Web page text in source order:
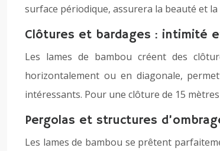
surface périodique, assurera la beauté et
Clôtures et bardages : intimité
Les lames de bambou créent des
horizontalement ou en diagonale,
intéressants. Pour une clôture de 15
Pergolas et structures
Les lames de bambou se prêtent